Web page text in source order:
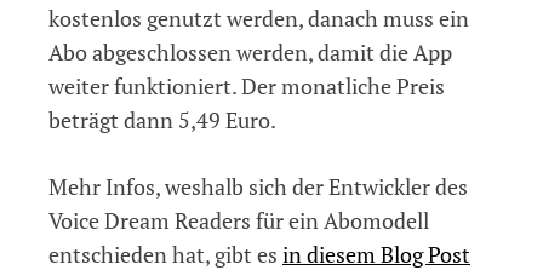
kostenlos genutzt werden, danach muss ein
Abo abgeschlossen werden, damit die App
weiter funktioniert. Der monatliche Preis
beträgt dann 5,49 Euro.
Mehr Infos, weshalb sich der Entwickler des
Voice Dream Readers für ein Abomodell
entschieden hat, gibt es in diesem Blog Post